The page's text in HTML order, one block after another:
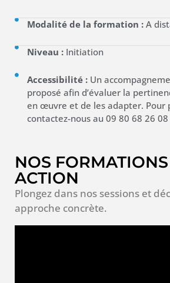
Modalité de la formation : A
Niveau : Initiation
Accessibilité : Un
proposé afin d’évaluer la
en œuvre et de les adapter. Pour
contactez-nous au 09 80 68 26 08
NOS
ACTION
Plongez dans nos sessions et
approche concrète.